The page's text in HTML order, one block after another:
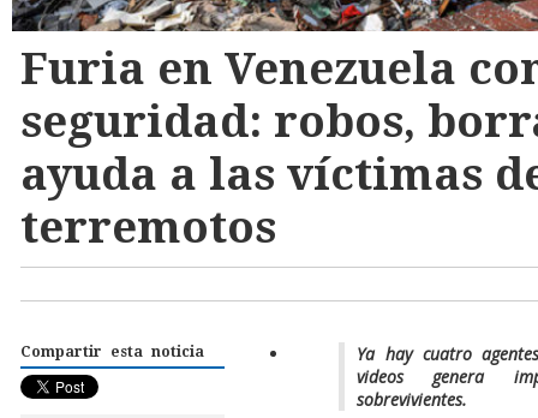
Furia en Venezuela
seguridad: robos,
ayuda a las víctimas
terremotos
Compartir esta noticia
Ya hay cuatro
videos genera
sobrevivientes.